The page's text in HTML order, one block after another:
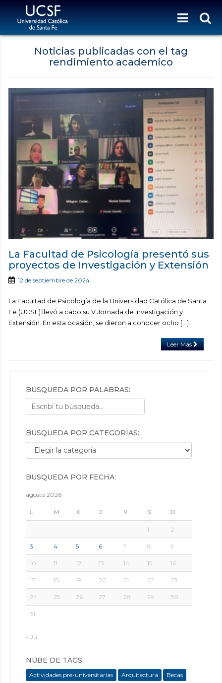
Noticias publicadas con el tag
rendimiento academico
La Facultad de Psicología presentó sus
proyectos de Investigación y Extensión
12 de septiembre de 2024
La Facultad de Psicología de la Universidad Católica de Santa
Fe (UCSF) llevó a cabo su V Jornada de Investigación y
Extensión. En esta ocasión, se dieron a conocer ocho […]
Leer Más
BÚSQUEDA POR PALABRAS:
BÚSQUEDA POR CATEGORÍAS:
Búsqueda por categorías:
BÚSQUEDA POR FECHA:
agosto 2026
L M X J V S D
1 2
3 4 5 6 7 8 9
10 11 12 13 14 15 16
17 18 19 20 21 22 23
24 25 26 27 28 29 30
31
« Jul
NUBE DE TAGS:
Actividades pre-universitarias Arquitectura
Becas